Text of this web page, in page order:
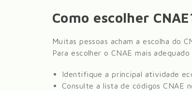
Como escolher
Muitas pessoas acham a escolha do
Para escolher o CNAE mais
Identifique a principal atividade
Consulte a lista de códigos CNAE